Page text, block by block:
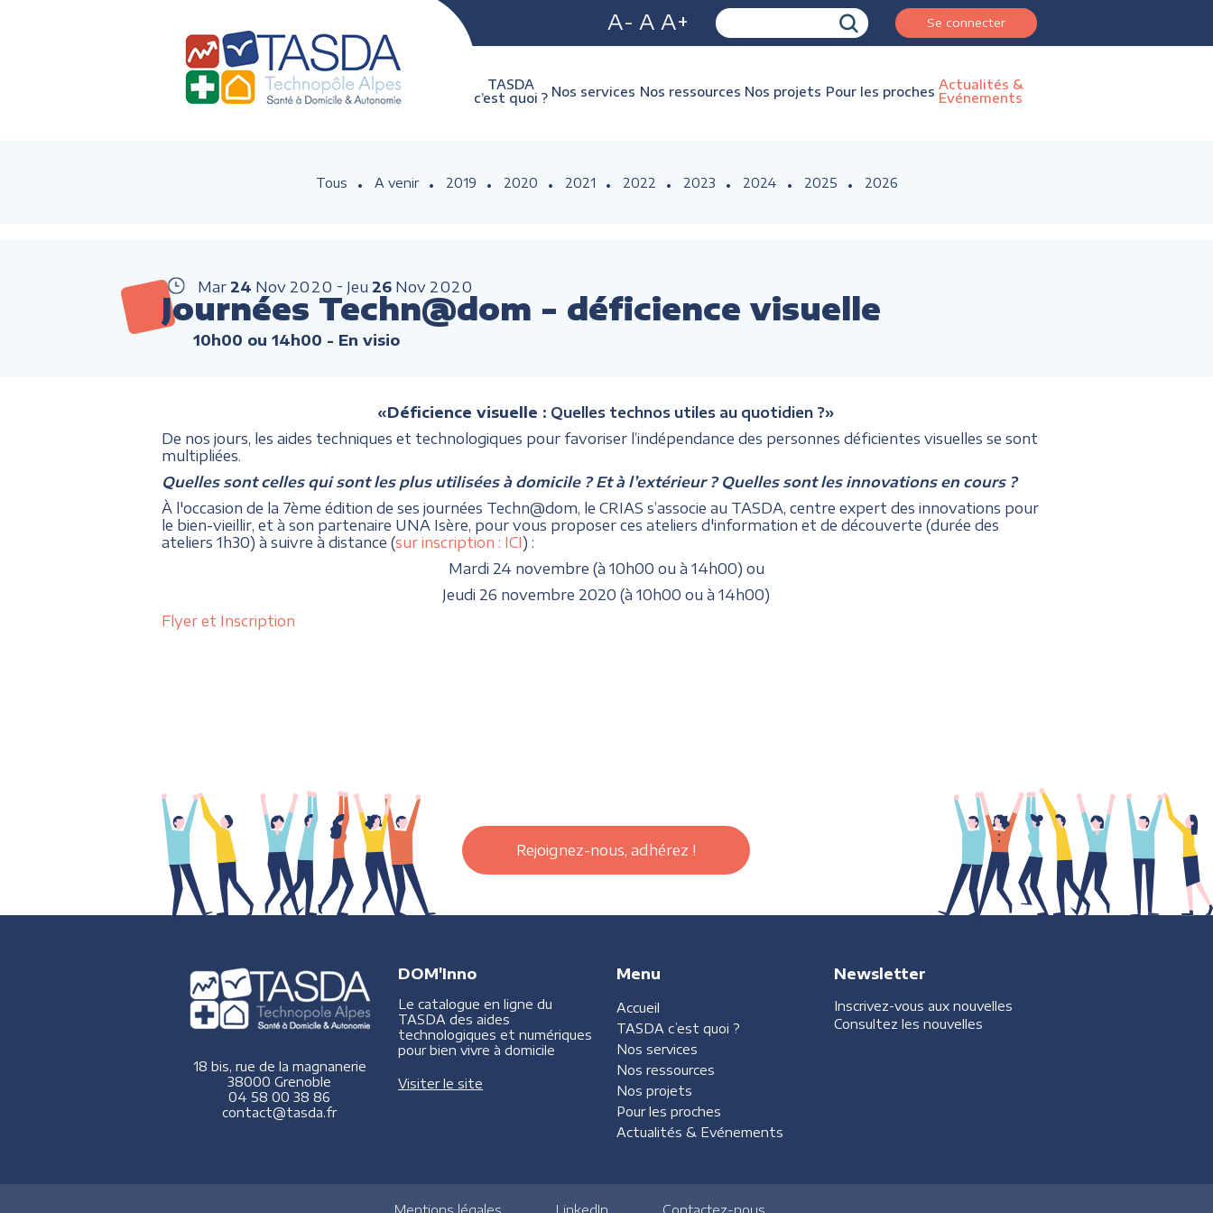
A- A A+ Se connecter
TASDA
c’est quoi ? Nos services Nos ressources Nos projets Pour les proches Actualités &
Evénements
Tous A venir 2019 2020 2021 2022 2023 2024 2025 2026
Mar 24 Nov 2020 Jeu 26 Nov 2020
Journées Techn@dom - déficience visuelle
10h00 ou 14h00 - En visio
«Déficiencevisuelle : Quelles technos utiles au quotidien ?»
De nos jours, les aides techniques et technologiques pour favoriser l’indépendance des personnes déficientes visuelles se sont
multipliées.
Quelles sont celles qui sont les plus utilisées à domicile ? Et à l’extérieur ? Quelles sont les innovations en cours ?
À l'occasion de la 7ème édition de ses journées Techn@dom, le CRIAS s’associe au TASDA, centre expert des innovations pour
le bien-vieillir, et à son partenaire UNA Isère, pour vous proposer ces ateliers d'information et de découverte (durée des
ateliers 1h30) à suivre à distance (sur inscription : ICI) :
Mardi 24 novembre (à 10h00 ou à 14h00) ou
Jeudi 26 novembre 2020 (à 10h00 ou à 14h00)
Flyer et Inscription
Rejoignez-nous, adhérez !
18 bis, rue de la magnanerie
38000 Grenoble
04 58 00 38 86
contact@tasda.fr
DOM'Inno
Le catalogue en ligne du
TASDA des aides
technologiques et numériques
pour bien vivre à domicile
Visiter le site
Menu
Accueil
TASDA c’est quoi ?
Nos services
Nos ressources
Nos projets
Pour les proches
Actualités & Evénements
Newsletter
Inscrivez-vous aux nouvelles
Consultez les nouvelles
Mentions légales LinkedIn Contactez-nous